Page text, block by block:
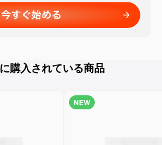
購入されている商品
NEW